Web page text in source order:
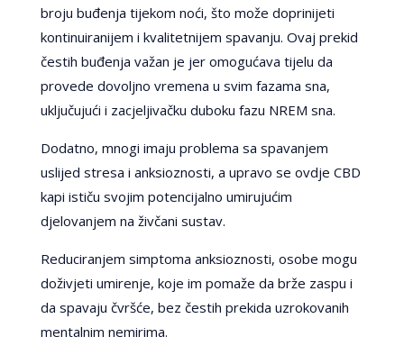
broju buđenja tijekom noći, što može doprinijeti
kontinuiranijem i kvalitetnijem spavanju. Ovaj prekid
čestih buđenja važan je jer omogućava tijelu da
provede dovoljno vremena u svim fazama sna,
uključujući i zacjeljivačku duboku fazu NREM sna.
Dodatno, mnogi imaju problema sa spavanjem
uslijed stresa i anksioznosti, a upravo se ovdje CBD
kapi ističu svojim potencijalno umirujućim
djelovanjem na živčani sustav.
Reduciranjem simptoma anksioznosti, osobe mogu
doživjeti umirenje, koje im pomaže da brže zaspu i
da spavaju čvršće, bez čestih prekida uzrokovanih
mentalnim nemirima.